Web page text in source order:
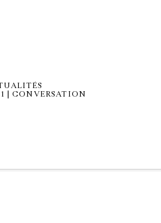
| CONVERSATION